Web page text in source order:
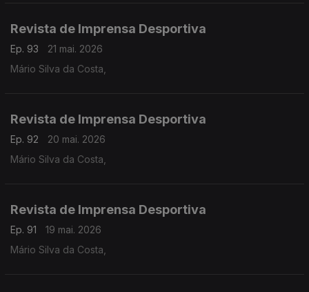
Revista de Imprensa Desportiva
Ep. 93
21 mai. 2026
Mário Silva da Costa,
Revista de Imprensa Desportiva
Ep. 92
20 mai. 2026
Mário Silva da Costa,
Revista de Imprensa Desportiva
Ep. 91
19 mai. 2026
Mário Silva da Costa,